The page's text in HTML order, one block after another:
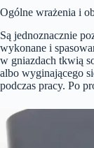
Ogólne wrażenia i
Są jednoznacznie
wykonane i
w gniazdach tkwią
albo wyginającego
podczas pracy. Po